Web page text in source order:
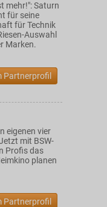
mehr!": Saturn
für seine
für Technik
Auswahl
Marken.
Partnerprofil
eigenen vier
mit BSW-
Profis das
planen
Partnerprofil